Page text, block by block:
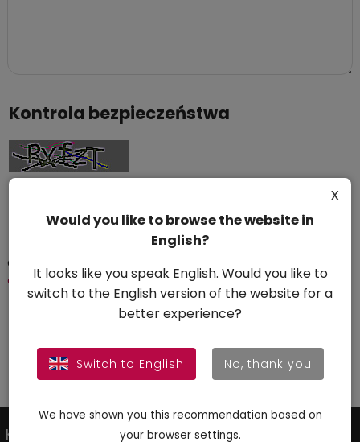
Kontrola bezpieczeństwa
Skopiuj tekst z obrazka
Odoslaním správy súhlasíte s
osobných údajov
Wyślij
KONTAKT
Would you like to browse the website in
English?
x
It looks like you speak English. Would you like to
switch to the English version of the website for a
better experience?
Switch to English No, thank you
We have shown you this recommendation based on
your browser settings.